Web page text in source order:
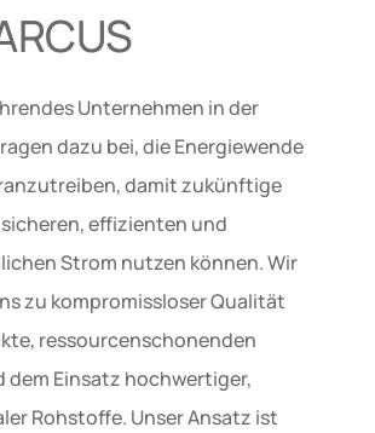
Unternehmen in der
dazu bei, die Energiewende
damit zukünftige
effizienten und
Strom nutzen können. Wir
zu kompromissloser Qualität
ressourcenschonenden
dem Einsatz hochwertiger,
Rohstoffe. Unser Ansatz ist